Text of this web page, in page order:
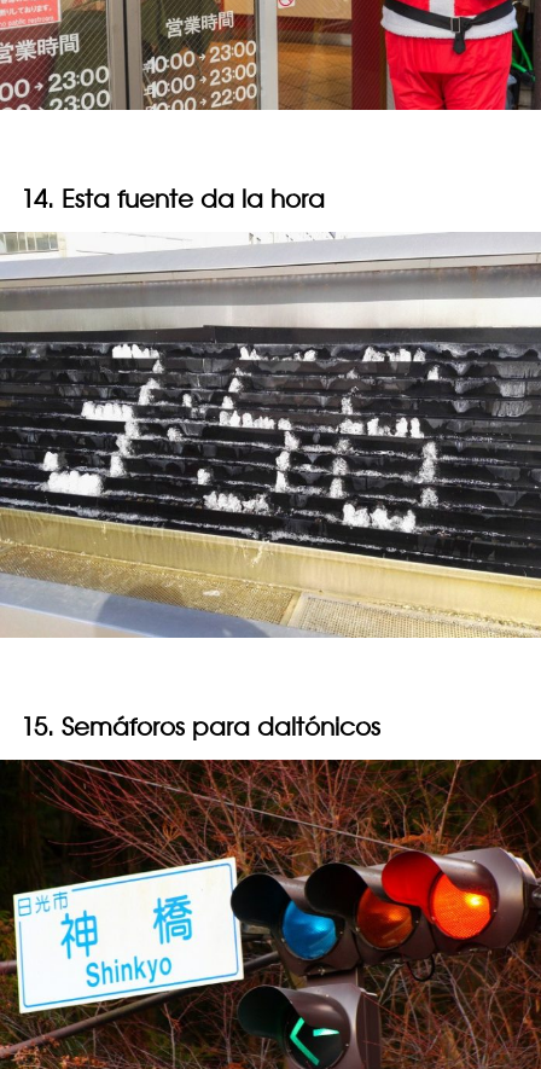
14. Esta fuente da la hora
15. Semáforos para daltónicos